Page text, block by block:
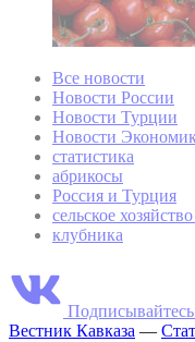
Все новости
Новости России
Новости Турции
Новости
статистика
абрикосы
Россия и Турция
сельское
клубника
Вестник Кавказа —